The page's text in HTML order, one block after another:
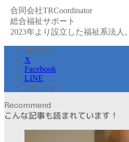
合同会社TRCoordinator
総合福祉サポート
2023年より設立した福祉系法人。
SHARE
X
Facebook
LINE
URL copy
Recommend
こんな記事も読まれています！